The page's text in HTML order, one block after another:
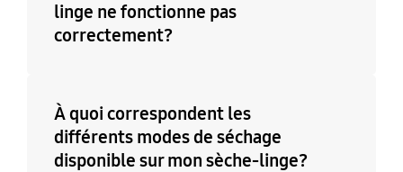
linge ne fonctionne pas
correctement?
À quoi correspondent les
différents modes de séchage
disponible sur mon sèche-linge?